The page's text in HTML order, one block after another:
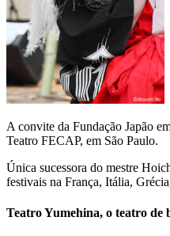
A convite da Fundação Japão
Teatro FECAP, em São Paulo.
Única sucessora do mestre
festivais na França, Itália,
Teatro Yumehina, o teatro de